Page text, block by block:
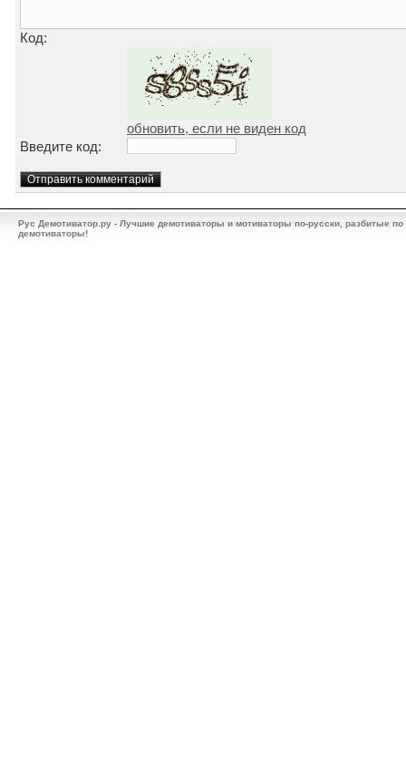
Код:
обновить, если не виден код
Введите код:
Рус Демотиватор.ру - Лучшие демотиваторы и мотиваторы по-русски, разбитые
демотиваторы!